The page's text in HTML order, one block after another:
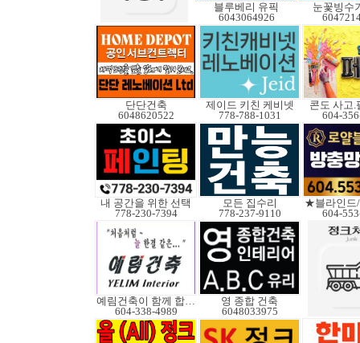
블루베리 유픽
6043064926
눈꽃빙수
단단건축
6048620522
제이드 키친 케비넷
778-788-1031
콘도 사고.
604-
내 공간을 위한 선택
778-230-7394
모든 집수리
778-237-9110
★블라인
604-
예림건축이 함께 합니다
604-338-4989
영 종합 건축
6048033975